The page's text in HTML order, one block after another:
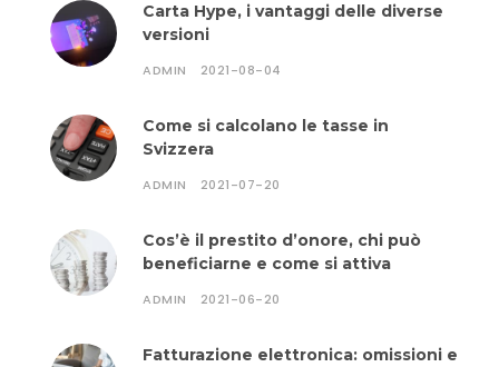
Carta Hype, i vantaggi delle diverse
versioni
ADMIN 2021-08-04
Come si calcolano le tasse in
Svizzera
ADMIN 2021-07-20
Cos’è il prestito d’onore, chi può
beneficiarne e come si attiva
ADMIN 2021-06-20
Fatturazione elettronica: omissioni e